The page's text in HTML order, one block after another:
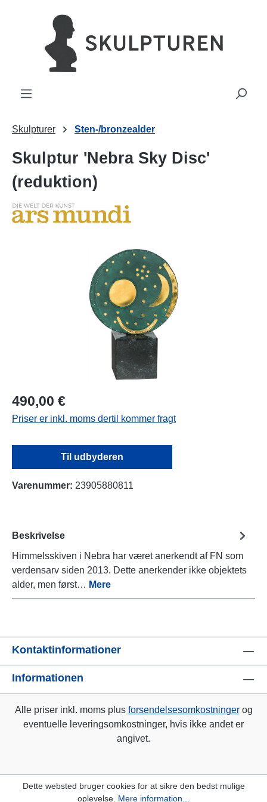
Skulpturer Sten-/bronzealder
Skulptur 'Nebra Sky Disc'
(reduktion)
490,00 €
Priser er inkl. moms dertil kommer fragt
Til udbyderen
Varenummer: 23905880811
Beskrivelse
Himmelsskiven i Nebra har været anerkendt af FN som
verdensarv siden 2013. Dette anerkender ikke objektets
alder, men først… Mere
Kontaktinformationer
Informationen
Alle priser inkl. moms plus forsendelsesomkostningerog
eventuelle leveringsomkostninger, hvis ikke andet er
angivet.
Dette websted bruger cookies for at sikre den bedst mulige
oplevelse. Mere information...